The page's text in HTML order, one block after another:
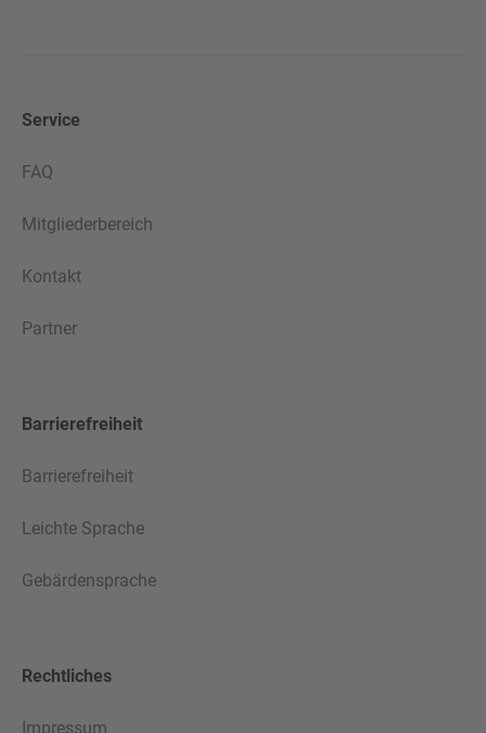
Service
FAQ
Mitgliederbereich
Kontakt
Partner
Barrierefreiheit
Barrierefreiheit
Leichte Sprache
Gebärdensprache
Rechtliches
Impressum